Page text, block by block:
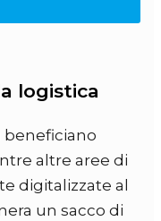
logistica
beneficiano
altre aree di
digitalizzate al
un sacco di